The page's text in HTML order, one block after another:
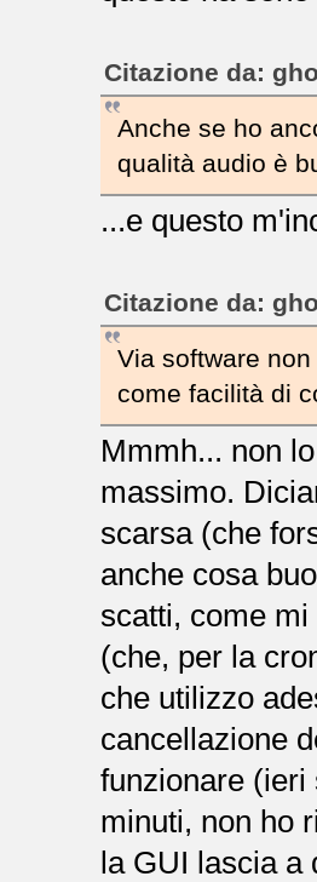
Citazione da:
Anche se ho
qualità audio è
...e questo
Citazione da:
Via software
come facilità di
Mmmh... non
massimo.
scarsa (che
anche cosa
scatti, come
(che, per la
che utilizzo
cancellazione
funzionare (ieri
minuti, non ho
la GUI lascia a